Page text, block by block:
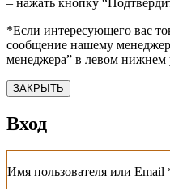
*Если интересующего вас
сообщение нашему
менеджера” в левом нижнем
ЗАКРЫТЬ
Вход
Имя пользователя или Email